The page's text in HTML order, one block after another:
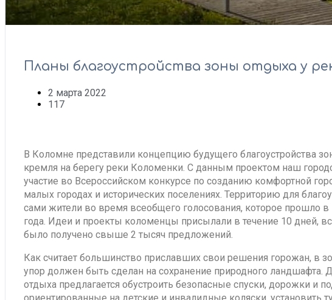
Планы благоустройства зоны отдыха у
2 марта 2022
117
В Коломне представили концепцию будущего благоустройства
кремля на берегу реки Коломенки. С данным проектом наш
участие во Всероссийском конкурсе по созданию комфортной
малых городах и исторических поселениях. Территорию для
сами жители во время всеобщего голосования, которое прошло в
года. Идеи и проекты коломенцы присылали в течение 10 дней,
было получено свыше 2 тысяч предложений.
Как считает большинство приславших свои решения горожан, в
упор должен быть сделан на сохранение природного ландшафта.
отдыха предлагается обустроить безопасные спуски, дорожки и